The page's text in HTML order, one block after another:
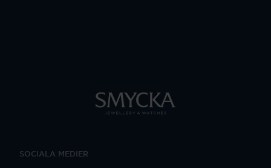
SOCIALA MEDIER